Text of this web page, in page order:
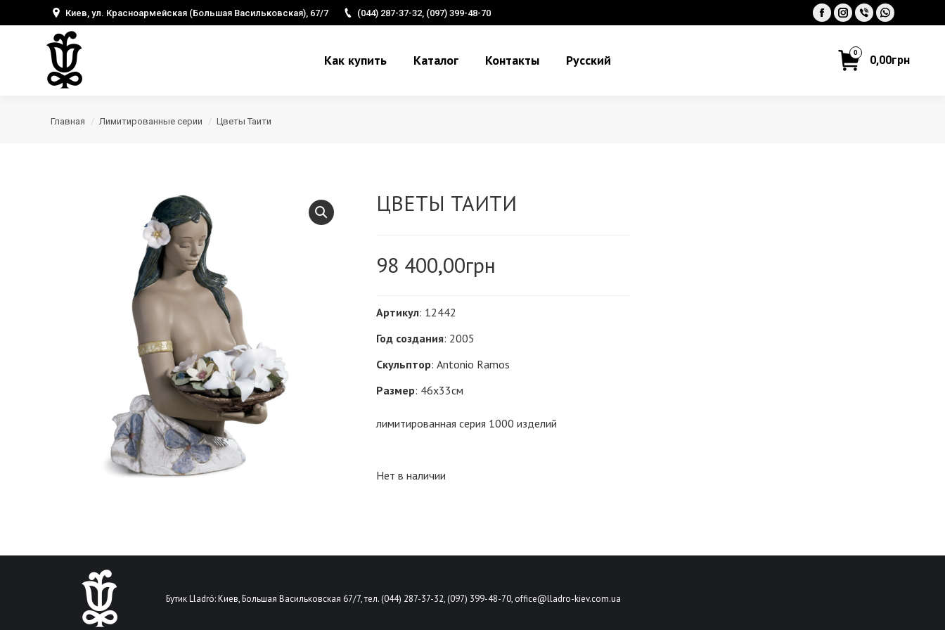
Киев, ул. Красноармейская (Большая Васильковская), 67/7 (044) 287-37-32, (097) 399-48-70 Facebook
Instagram
ViberWhatsapp
Как купить Каталог Контакты Русский 0,00грн
0
Главная Лимитированные серии Цветы Таити
ЦВЕТЫ ТАИТИ
98 400,00грн
Артикул: 12442
Год создания: 2005
Скульптор: Antonio Ramos
Размер: 46х33см
лимитированная серия 1000 изделий
Нет в наличии
Бутик Lladró: Киев, Большая Васильковская 67/7, тел. (044) 287-37-32, (097) 399-48-70, office@lladro-kiev.com.ua